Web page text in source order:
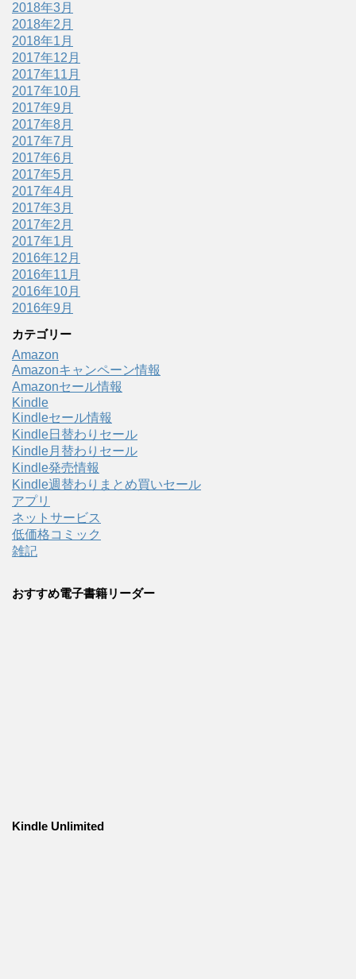
2018年3月
2018年2月
2018年1月
2017年12月
2017年11月
2017年10月
2017年9月
2017年8月
2017年7月
2017年6月
2017年5月
2017年4月
2017年3月
2017年2月
2017年1月
2016年12月
2016年11月
2016年10月
2016年9月
カテゴリー
Amazon
Amazonキャンペーン情報
Amazonセール情報
Kindle
Kindleセール情報
Kindle日替わりセール
Kindle月替わりセール
Kindle発売情報
Kindle週替わりまとめ買いセール
アプリ
ネットサービス
低価格コミック
雑記
おすすめ電子書籍リーダー
Kindle Unlimited